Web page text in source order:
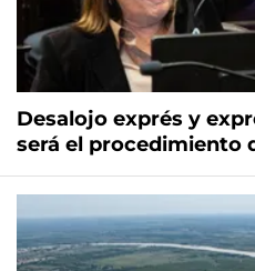
Desalojo exprés y
será el procedimiento